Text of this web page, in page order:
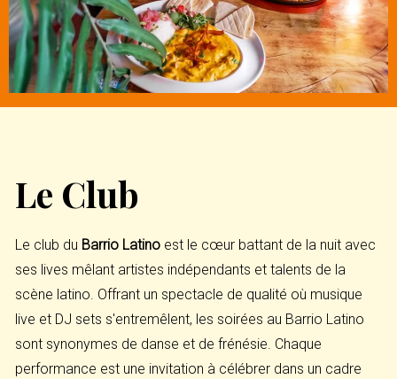
Le Club
Le club du Barrio Latinoest le cœur battant de la nuit avec
ses lives mêlant artistes indépendants et talents de la
scène latino. Offrant un spectacle de qualité où musique
live et DJ sets s'entremêlent, les soirées au Barrio Latino
sont synonymes de danse et de frénésie. Chaque
performance est une invitation à célébrer dans un cadre